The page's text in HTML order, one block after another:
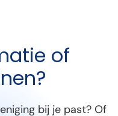
of
bij je past? Of